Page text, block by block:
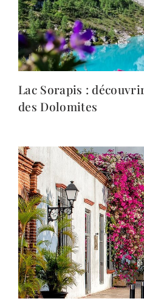
Lac Sorapis :
des Dolomites